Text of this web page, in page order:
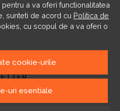
a va oferi functionalitatea
sunteti de acord cu Politica de
cu scopul de a va oferi o
cookie-urile
uri esentiale
noi din shop!